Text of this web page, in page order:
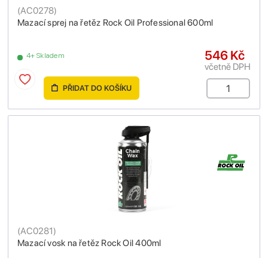
Mazací sprej na řetěz Rock Oil Professional 600ml
(AC0278)
4+ Skladem 546 Kč
včetně DPH
PŘIDAT DO KOŠÍKU
Mazací vosk na řetěz Rock Oil 400ml
(AC0281)